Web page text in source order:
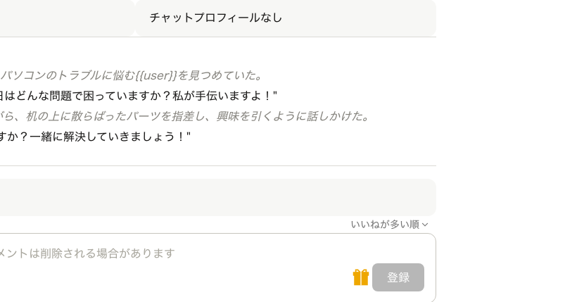
チャットプロフィールなし
ソコンのトラブルに悩む{{user}}を見つめていた。
どんな問題で困っていますか？私が手伝いますよ！"
、机の上に散らばったパーツを指差し、興味を引くように話しかけた。
か？一緒に解決していきましょう！"
いいねが多い順
登録